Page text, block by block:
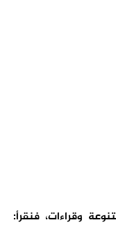
وقراءات، فنقرأ: